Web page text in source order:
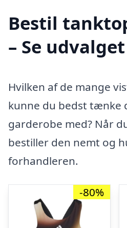
Bestil
– Se
Hvilken af de mange
kunne du bedst tænke
garderobe med? Når
bestiller den nemt og
forhandleren.
-80%